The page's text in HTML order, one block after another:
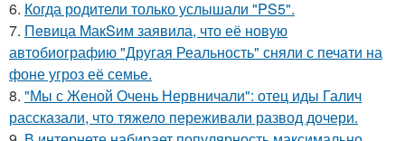
6. Когда родители только услышали "PS5".
7. Пeвица MакSим заявила, что её новую
автобиографию "Другая Реальность" сняли с печати на
фоне угроз её семье.
8. "Мы с Женой Очень Нервничали": отец иды Галич
рассказали, что тяжело переживали развод дочери.